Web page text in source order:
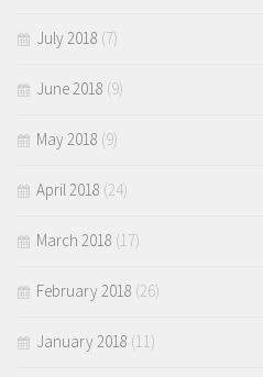
July 2018 (7)
June 2018 (9)
May 2018 (9)
April 2018 (24)
March 2018 (17)
February 2018 (26)
January 2018 (11)